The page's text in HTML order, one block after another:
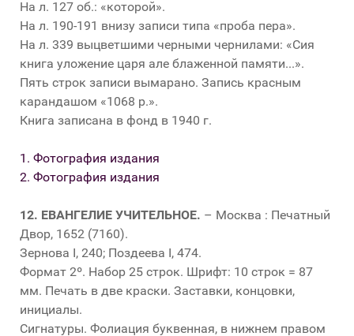
На л. 127 об.: «которой».
На л. 190-191 внизу записи типа «проба пера».
На л. 339 выцветшими черными чернилами: «Сия
книга уложение царя але блаженной памяти...».
Пять строк записи вымарано. Запись красным
карандашом «1068 р.».
Книга записана в фонд в 1940 г.
1. Фотография издания
2. Фотография издания
12. ЕВАНГЕЛИЕ УЧИТЕЛЬНОЕ. – Москва : Печатный
Двор, 1652 (7160).
Зернова I, 240; Поздеева I, 474.
Формат 2º. Набор 25 строк. Шрифт: 10 строк = 87
мм. Печать в две краски. Заставки, концовки,
инициалы.
Сигнатуры. Фолиация буквенная, в нижнем правом